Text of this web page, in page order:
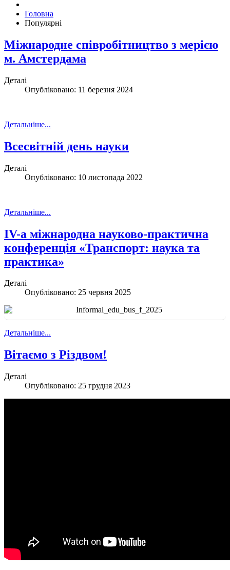
Головна
Популярні
Міжнародне співробітництво з мерією
м. Амстердама
Деталі
Опубліковано: 11 березня 2024
Детальніше...
Всесвітній день науки
Деталі
Опубліковано: 10 листопада 2022
Детальніше...
ІV-а міжнародна науково-практична
конференція «Транспорт: наука та
практика»
Деталі
Опубліковано: 25 червня 2025
Детальніше...
Вітаємо з Різдвом!
Деталі
Опубліковано: 25 грудня 2023